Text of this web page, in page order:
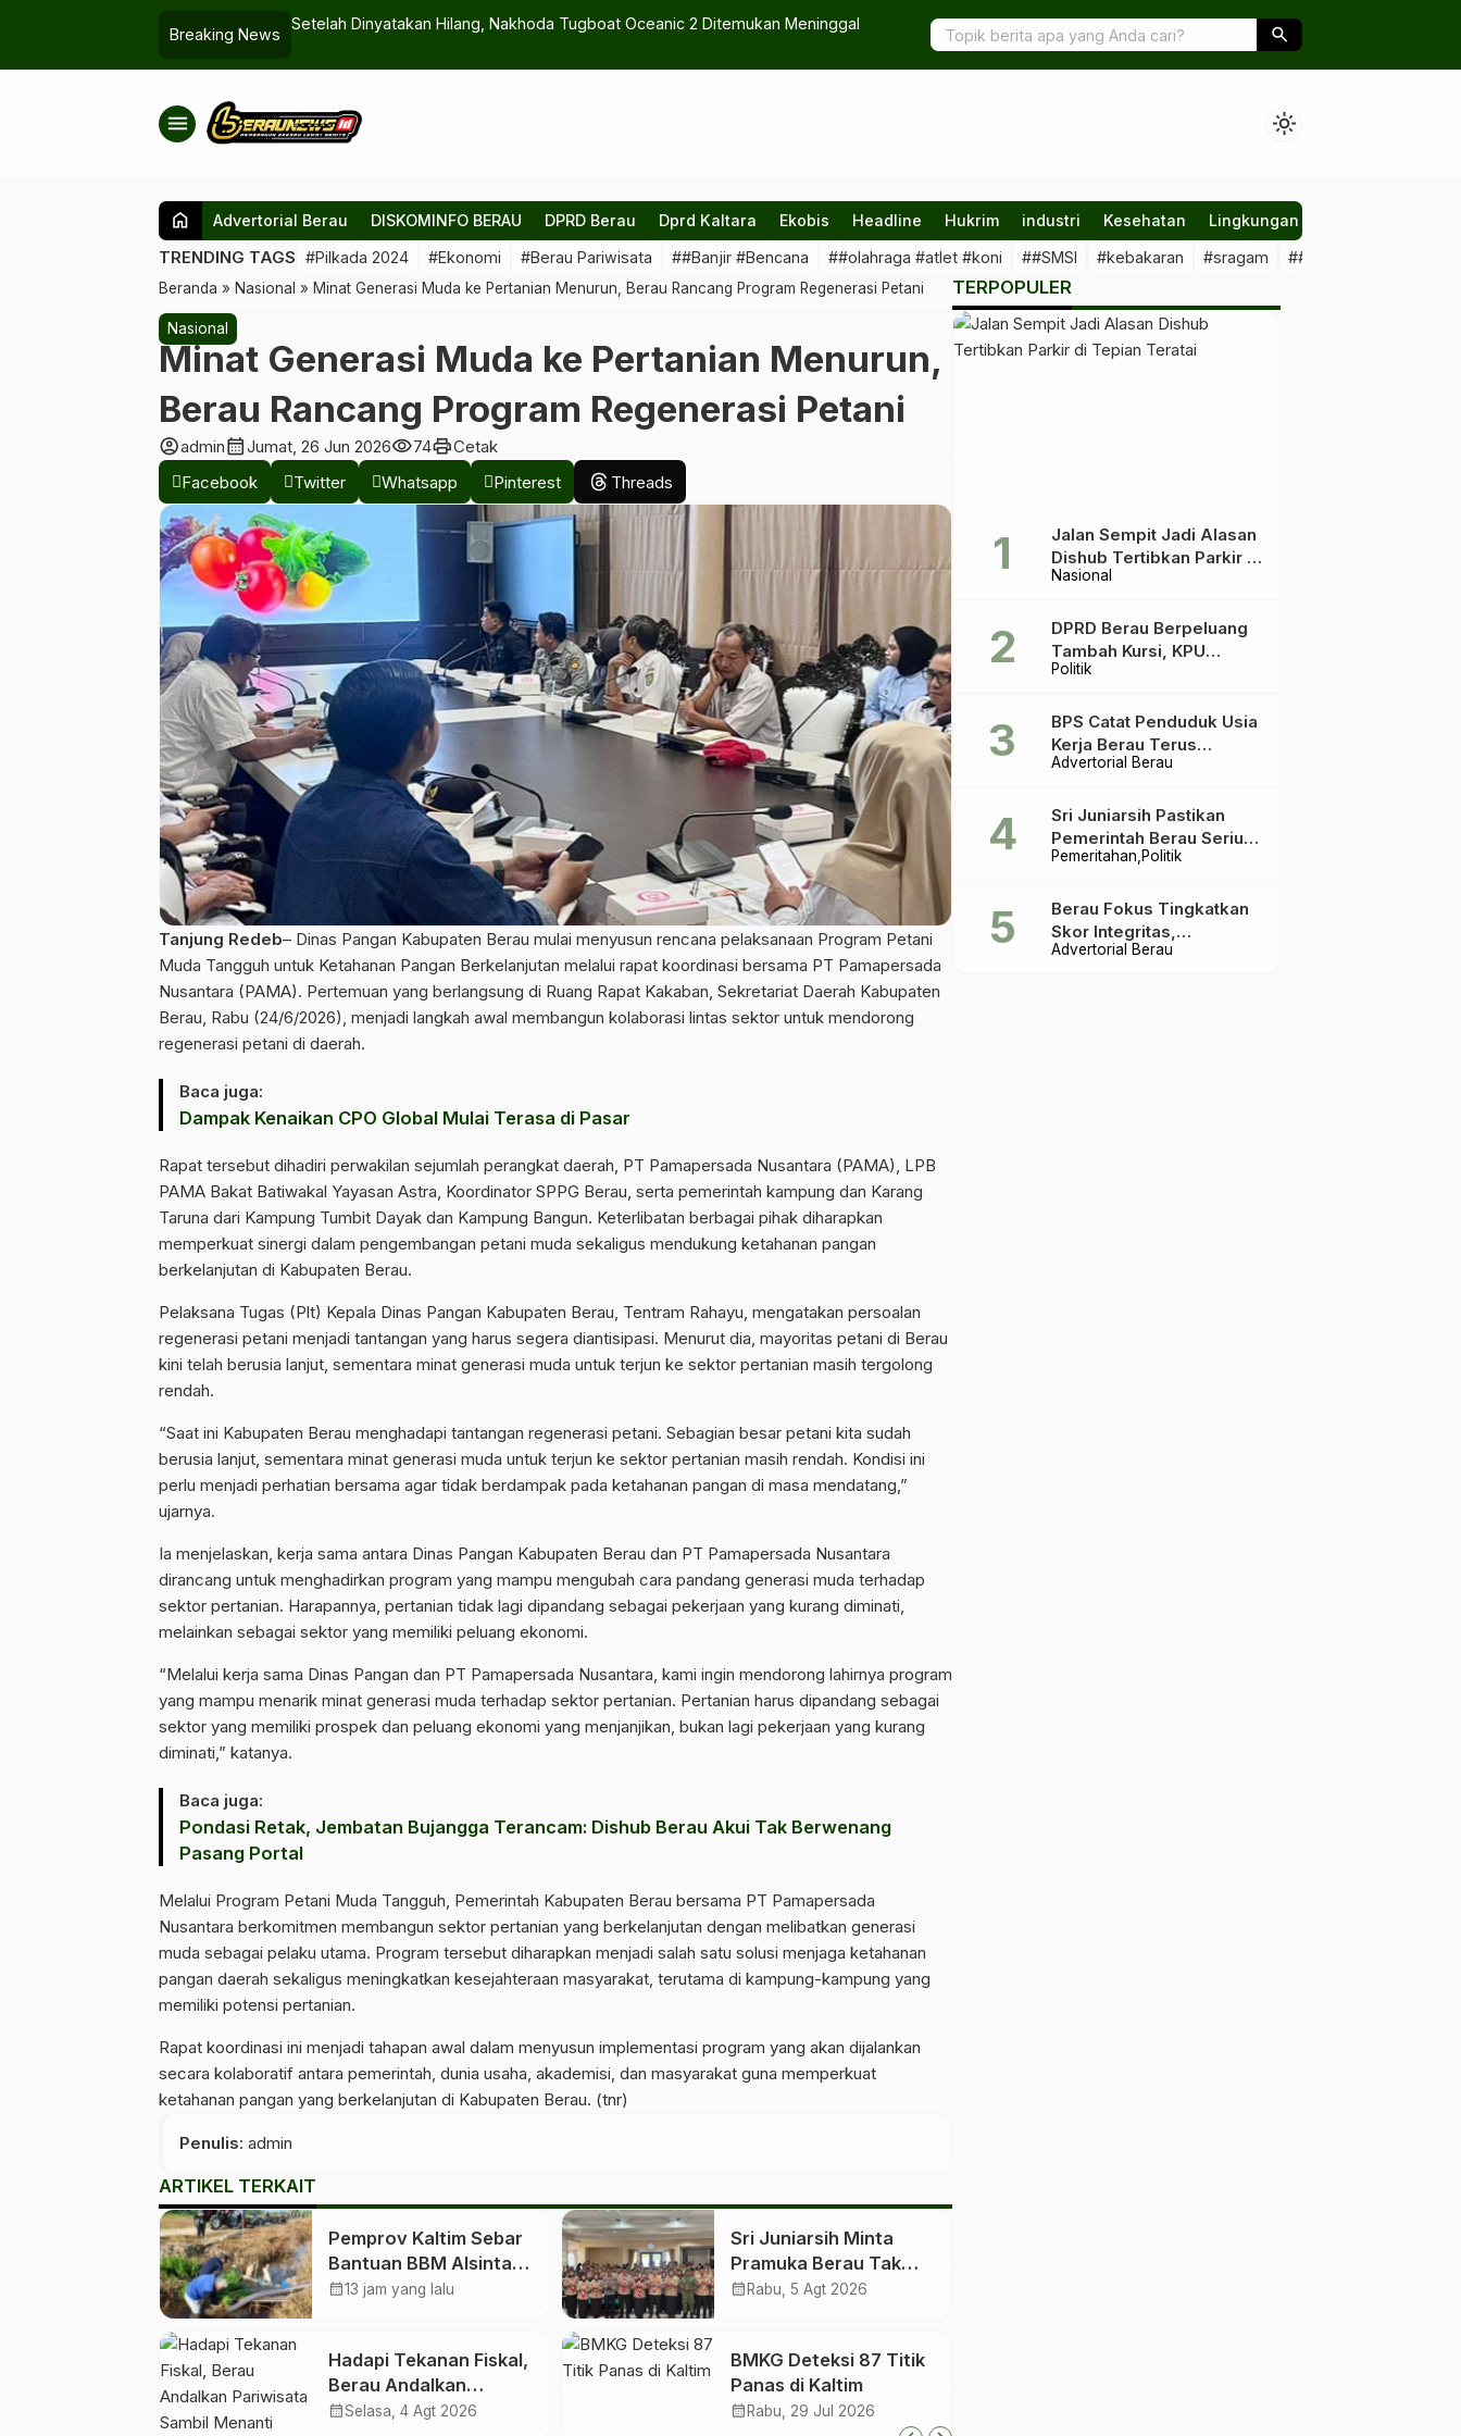
Breaking News
Setelah Dinyatakan Hilang, Nakhoda Tugboat Oceanic 2 Ditemukan Meninggal Sahabat Agus Preservasi Jalan Secara Mandiri search
menu light_mode
home Advertorial Berau DISKOMINFO BERAU DPRD Berau Dprd Kaltara Ekobis Headline Hukrim industri Kesehatan Lingkungan
TRENDING TAGS #Pilkada 2024 #Ekonomi #Berau Pariwisata ##Banjir #Bencana ##olahraga #atlet #koni ##SMSI #kebakaran #sragam ##sawit #illegal
Beranda » Nasional » Minat Generasi Muda ke Pertanian Menurun, Berau Rancang Program Regenerasi Petani
Nasional
Minat Generasi Muda ke Pertanian Menurun,
Berau Rancang Program Regenerasi Petani
account_circleadmincalendar_monthJumat, 26 Jun 2026visibility74printCetak
Facebook
Twitter Whatsapp Pinterest Threads
Tanjung Redeb– Dinas Pangan Kabupaten Berau mulai menyusun rencana pelaksanaan Program Petani
Muda Tangguh untuk Ketahanan Pangan Berkelanjutan melalui rapat koordinasi bersama PT Pamapersada
Nusantara (PAMA). Pertemuan yang berlangsung di Ruang Rapat Kakaban, Sekretariat Daerah Kabupaten
Berau, Rabu (24/6/2026), menjadi langkah awal membangun kolaborasi lintas sektor untuk mendorong
regenerasi petani di daerah.
Baca juga:
Dampak Kenaikan CPO Global Mulai Terasa di Pasar
Rapat tersebut dihadiri perwakilan sejumlah perangkat daerah, PT Pamapersada Nusantara (PAMA), LPB
PAMA Bakat Batiwakal Yayasan Astra, Koordinator SPPG Berau, serta pemerintah kampung dan Karang
Taruna dari Kampung Tumbit Dayak dan Kampung Bangun. Keterlibatan berbagai pihak diharapkan
memperkuat sinergi dalam pengembangan petani muda sekaligus mendukung ketahanan pangan
berkelanjutan di Kabupaten Berau.
Pelaksana Tugas (Plt) Kepala Dinas Pangan Kabupaten Berau, Tentram Rahayu, mengatakan persoalan
regenerasi petani menjadi tantangan yang harus segera diantisipasi. Menurut dia, mayoritas petani di Berau
kini telah berusia lanjut, sementara minat generasi muda untuk terjun ke sektor pertanian masih tergolong
rendah.
“Saat ini Kabupaten Berau menghadapi tantangan regenerasi petani. Sebagian besar petani kita sudah
berusia lanjut, sementara minat generasi muda untuk terjun ke sektor pertanian masih rendah. Kondisi ini
perlu menjadi perhatian bersama agar tidak berdampak pada ketahanan pangan di masa mendatang,”
ujarnya.
Ia menjelaskan, kerja sama antara Dinas Pangan Kabupaten Berau dan PT Pamapersada Nusantara
dirancang untuk menghadirkan program yang mampu mengubah cara pandang generasi muda terhadap
sektor pertanian. Harapannya, pertanian tidak lagi dipandang sebagai pekerjaan yang kurang diminati,
melainkan sebagai sektor yang memiliki peluang ekonomi.
“Melalui kerja sama Dinas Pangan dan PT Pamapersada Nusantara, kami ingin mendorong lahirnya program
yang mampu menarik minat generasi muda terhadap sektor pertanian. Pertanian harus dipandang sebagai
sektor yang memiliki prospek dan peluang ekonomi yang menjanjikan, bukan lagi pekerjaan yang kurang
diminati,” katanya.
Baca juga:
Pondasi Retak, Jembatan Bujangga Terancam: Dishub Berau Akui Tak Berwenang
Pasang Portal
Melalui Program Petani Muda Tangguh, Pemerintah Kabupaten Berau bersama PT Pamapersada
Nusantara berkomitmen membangun sektor pertanian yang berkelanjutan dengan melibatkan generasi
muda sebagai pelaku utama. Program tersebut diharapkan menjadi salah satu solusi menjaga ketahanan
pangan daerah sekaligus meningkatkan kesejahteraan masyarakat, terutama di kampung-kampung yang
memiliki potensi pertanian.
Rapat koordinasi ini menjadi tahapan awal dalam menyusun implementasi program yang akan dijalankan
secara kolaboratif antara pemerintah, dunia usaha, akademisi, dan masyarakat guna memperkuat
ketahanan pangan yang berkelanjutan di Kabupaten Berau. (tnr)
Penulis: admin
ARTIKEL TERKAIT
Pemprov Kaltim Sebar
Bantuan BBM Alsintan
ke Kelompok Tani di 10
calendar_month13 jam yang lalu
Sri Juniarsih Minta
Pramuka Berau Tak
Sekadar Jalankan
calendar_month Rabu, 5 Agt 2026
Hadapi Tekanan Fiskal,
Berau Andalkan
Pariwisata Sambil
calendar_monthSelasa, 4 Agt 2026
BMKG Deteksi 87 Titik
Panas di Kaltim
calendar_month Rabu, 29 Jul 2026
TERPOPULER
Nasional
Jalan Sempit Jadi Alasan
Dishub Tertibkan Parkir di
Tepian Teratai
Politik
DPRD Berau Berpeluang
Tambah Kursi, KPU
Ingatkan Acuannya UU
Advertorial Berau
BPS Catat Penduduk Usia
Kerja Berau Terus
Meningkat Dua Tahun
Pemeritahan Politik
Sri Juniarsih Pastikan
Pemerintah Berau Serius
Tangani Reboisasi dan
Advertorial Berau
Berau Fokus Tingkatkan
Skor Integritas,
Rekomendasi KPK Jadi